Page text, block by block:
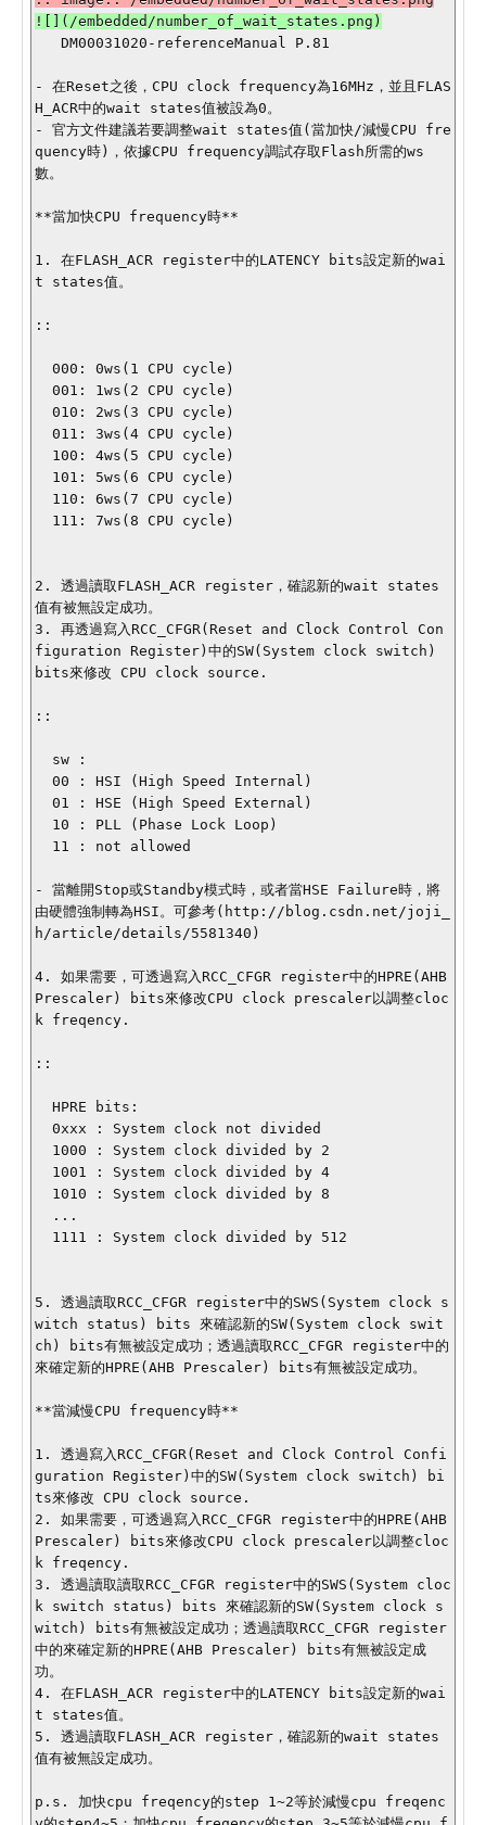
- 在Reset之後，CPU clock frequency為16MHz，並且FLAS
H_ACR中的wait states值被設為0。
- 官方文件建議若要調整wait states值(當加快/減慢CPU fre
quency時)，依據CPU frequency調試存取Flash所需的ws
數。
**當加快CPU frequency時**
1. 在FLASH_ACR register中的LATENCY bits設定新的wai
t states值。
::
2. 透過讀取FLASH_ACR register，確認新的wait states
值有被無設定成功。
3. 再透過寫入RCC_CFGR(Reset and Clock Control Con
figuration Register)中的SW(System clock switch)
bits來修改 CPU clock source.
::
- 當離開Stop或Standby模式時，或者當HSE Failure時，將
由硬體強制轉為HSI。可參考(http://blog.csdn.net/joji_
h/article/details/5581340)
4. 如果需要，可透過寫入RCC_CFGR register中的HPRE(AHB
Prescaler) bits來修改CPU clock prescaler以調整cloc
k freqency.
::
5. 透過讀取RCC_CFGR register中的SWS(System clock s
witch status) bits 來確認新的SW(System clock swit
ch) bits有無被設定成功；透過讀取RCC_CFGR register中的
來確定新的HPRE(AHB Prescaler) bits有無被設定成功。
**當減慢CPU frequency時**
1. 透過寫入RCC_CFGR(Reset and Clock Control Confi
guration Register)中的SW(System clock switch) bi
ts來修改 CPU clock source.
2. 如果需要，可透過寫入RCC_CFGR register中的HPRE(AHB
Prescaler) bits來修改CPU clock prescaler以調整cloc
k freqency.
3. 透過讀取讀取RCC_CFGR register中的SWS(System cloc
k switch status) bits 來確認新的SW(System clock s
witch) bits有無被設定成功；透過讀取RCC_CFGR register
中的來確定新的HPRE(AHB Prescaler) bits有無被設定成
功。
4. 在FLASH_ACR register中的LATENCY bits設定新的wai
t states值。
5. 透過讀取FLASH_ACR register，確認新的wait states
值有被無設定成功。
p.s. 加快cpu freqency的step 1~2等於減慢cpu freqenc